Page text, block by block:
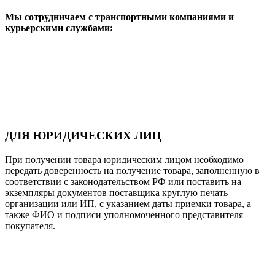
Мы сотрудничаем с транспортными компаниями и
курьерскими службами:
ДЛЯ ЮРИДИЧЕСКИХ ЛИЦ
При получении товара юридическим лицом необходимо
передать доверенность на получение товара, заполненную в
соответствии с законодательством РФ или поставить на
экземпляры документов поставщика круглую печать
организации или ИП, с указанием даты приемки товара, а
также ФИО и подписи уполномоченного представителя
покупателя.